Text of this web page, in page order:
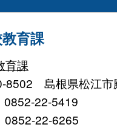
育課
育課
8502 島根県松江市
22-5419
22-6265